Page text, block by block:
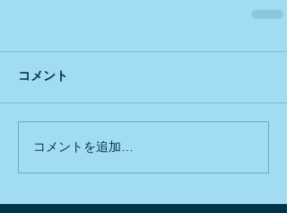
コメント
コメントを追加…